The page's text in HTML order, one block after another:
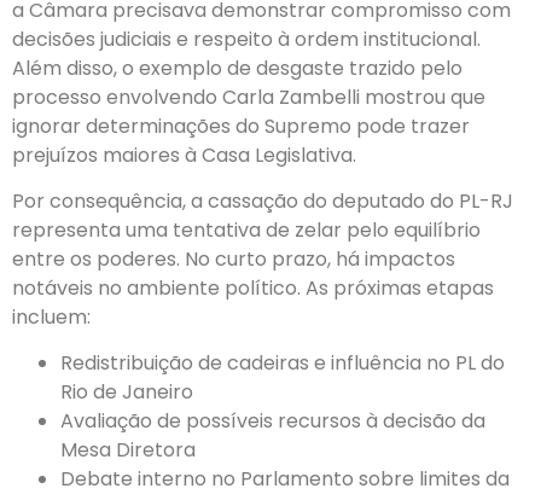
a Câmara precisava demonstrar compromisso com
decisões judiciais e respeito à ordem institucional.
Além disso, o exemplo de desgaste trazido pelo
processo envolvendo Carla Zambelli mostrou que
ignorar determinações do Supremo pode trazer
prejuízos maiores à Casa Legislativa.
Por consequência, a cassação do deputado do PL-RJ
representa uma tentativa de zelar pelo equilíbrio
entre os poderes. No curto prazo, há impactos
notáveis no ambiente político. As próximas etapas
incluem:
Redistribuição de cadeiras e influência no PL do
Rio de Janeiro
Avaliação de possíveis recursos à decisão da
Mesa Diretora
Debate interno no Parlamento sobre limites da